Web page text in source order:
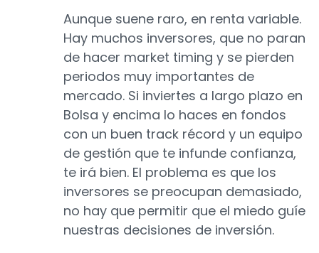
Aunque suene raro, en renta variable.
Hay muchos inversores, que no paran
de hacer market timing y se pierden
periodos muy importantes de
mercado. Si inviertes a largo plazo en
Bolsa y encima lo haces en fondos
con un buen track récord y un equipo
de gestión que te infunde confianza,
te irá bien. El problema es que los
inversores se preocupan demasiado,
no hay que permitir que el miedo guíe
nuestras decisiones de inversión.